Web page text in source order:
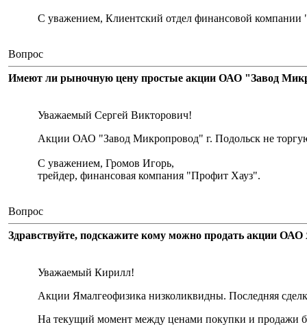
С уважением, Клиентский отдел финансовой
Вопрос
Имеют ли рыночную цену простые акции ОАО "Завод
Уважаемый Сергей Викторович!
Акции ОАО "Завод Микропровод" г. Подольск не
С уважением, Громов Игорь,
трейдер, финансовая компания "Профит Хауз".
Вопрос
Здравствуйте, подскажите кому можно продать акции
Уважаемый Кирилл!
Акции Ямалгеофизика низколиквидны. Последняя
На текущий момент между ценами покупки и продажи